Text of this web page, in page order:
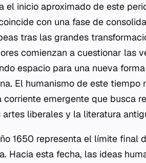
el inicio aproximado de este
con una fase de
tras las grandes
comienzan a cuestionar las
espacio para una nueva
El humanismo de este
corriente emergente que busca
liberales y la literatura
1650 representa el límite final
Hacia esta fecha, las ideas